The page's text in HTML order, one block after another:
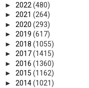
► 2022 (480)
► 2021 (264)
► 2020 (293)
► 2019 (617)
► 2018 (1055)
► 2017(1415)
► 2016 (1360)
► 2015 (1162)
► 2014(1021)